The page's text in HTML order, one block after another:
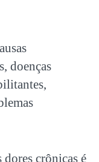
doenças
dores crônicas é